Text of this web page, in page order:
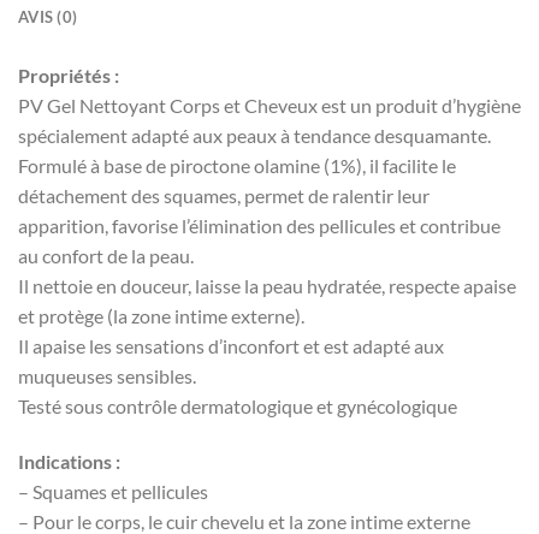
AVIS (0)
Propriétés :
PV Gel Nettoyant Corps et Cheveux est un produit d’hygiène
spécialement adapté aux peaux à tendance desquamante.
Formulé à base de piroctone olamine (1%), il facilite le
détachement des squames, permet de ralentir leur
apparition, favorise l’élimination des pellicules et contribue
au confort de la peau.
Il nettoie en douceur, laisse la peau hydratée, respecte apaise
et protège (la zone intime externe).
Il apaise les sensations d’inconfort et est adapté aux
muqueuses sensibles.
Testé sous contrôle dermatologique et gynécologique
Indications :
– Squames et pellicules
– Pour le corps, le cuir chevelu et la zone intime externe